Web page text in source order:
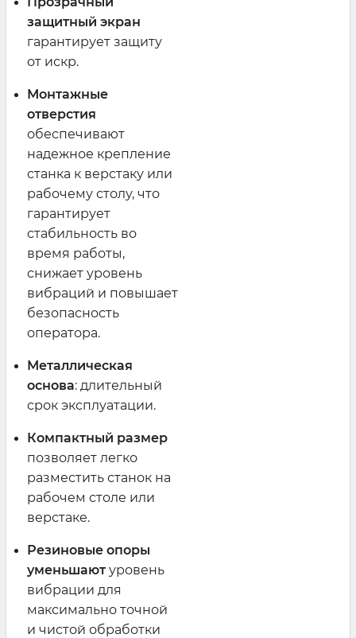
защитный экран
гарантирует защиту
от искр.
Монтажные
отверстия
обеспечивают
надежное крепление
станка к верстаку или
рабочему столу, что
гарантирует
стабильность во
время работы,
снижает уровень
вибраций и повышает
безопасность
оператора.
Металлическая
основа: длительный
срок эксплуатации.
Компактный размер
позволяет легко
разместить станок на
рабочем столе или
верстаке.
Резиновые опоры
уменьшаютуровень
вибрации для
максимально точной
и чистой обработки